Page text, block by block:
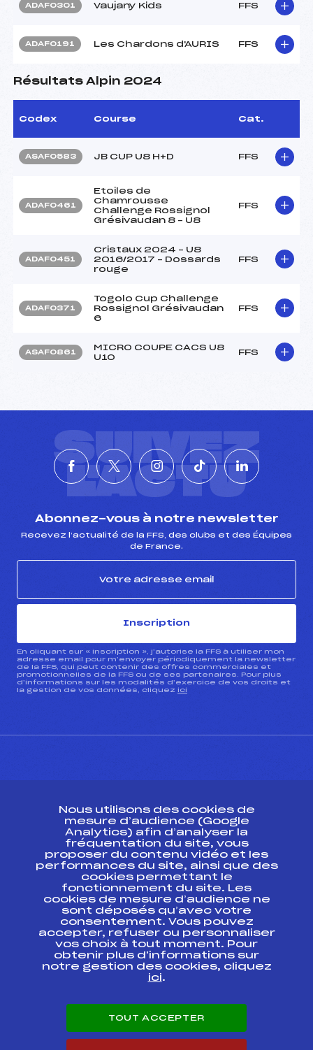
ADAF0301 Vaujany Kids FFS
ADAF0191 Les Chardons d'AURIS FFS
Résultats Alpin 2024
Codex Course Cat.
ASAF0583 JB CUP U8 H+D FFS
ADAF0461
Etoiles de
Chamrousse
Challenge Rossignol
Grésivaudan 8 – U8
FFS
ADAF0451
Cristaux 2024 – U8
2016/2017 – Dossards
rouge
FFS
ADAF0371
Togolo Cup Challenge
Rossignol Grésivaudan
6
FFS
ASAF0861
MICRO COUPE CACS U8
U10
FFS
SUIVEZ
L'ACTU
Abonnez-vous à notre newsletter
Recevez l’actualité de la FFS, des clubs et des Équipes
de France.
Inscription
En cliquant sur « inscription », j’autorise la FFS à utiliser mon
adresse email pour m’envoyer périodiquement la newsletter
de la FFS, qui peut contenir des offres commerciales et
promotionnelles de la FFS ou de ses partenaires. Pour plus
d’informations sur les modalités d’exercice de vos droits et
la gestion de vos données, cliquez ici
ESPACE PRESSE
Ressources
Pass’Neige
Projet sportif fédéral
Projet de performance fédéral
Antidopage
Pôle Développement, Formation, Suivi
Scientifique
Listes ministérielles
Pôle vie de l’athlète
Carrières
Nous utilisons des cookies de
mesure d’audience (Google
Analytics) afin d’analyser la
fréquentation du site, vous
proposer du contenu vidéo et les
performances du site, ainsi que des
cookies permettant le
fonctionnement du site. Les
cookies de mesure d’audience ne
sont déposés qu’avec votre
consentement. Vous pouvez
accepter, refuser ou personnaliser
vos choix à tout moment. Pour
obtenir plus d'informations sur
notre gestion des cookies, cliquez
ici.
TOUT ACCEPTER